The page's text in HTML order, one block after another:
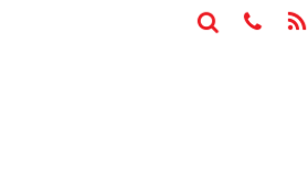



والوزير يهدي التكريم للمعلمين